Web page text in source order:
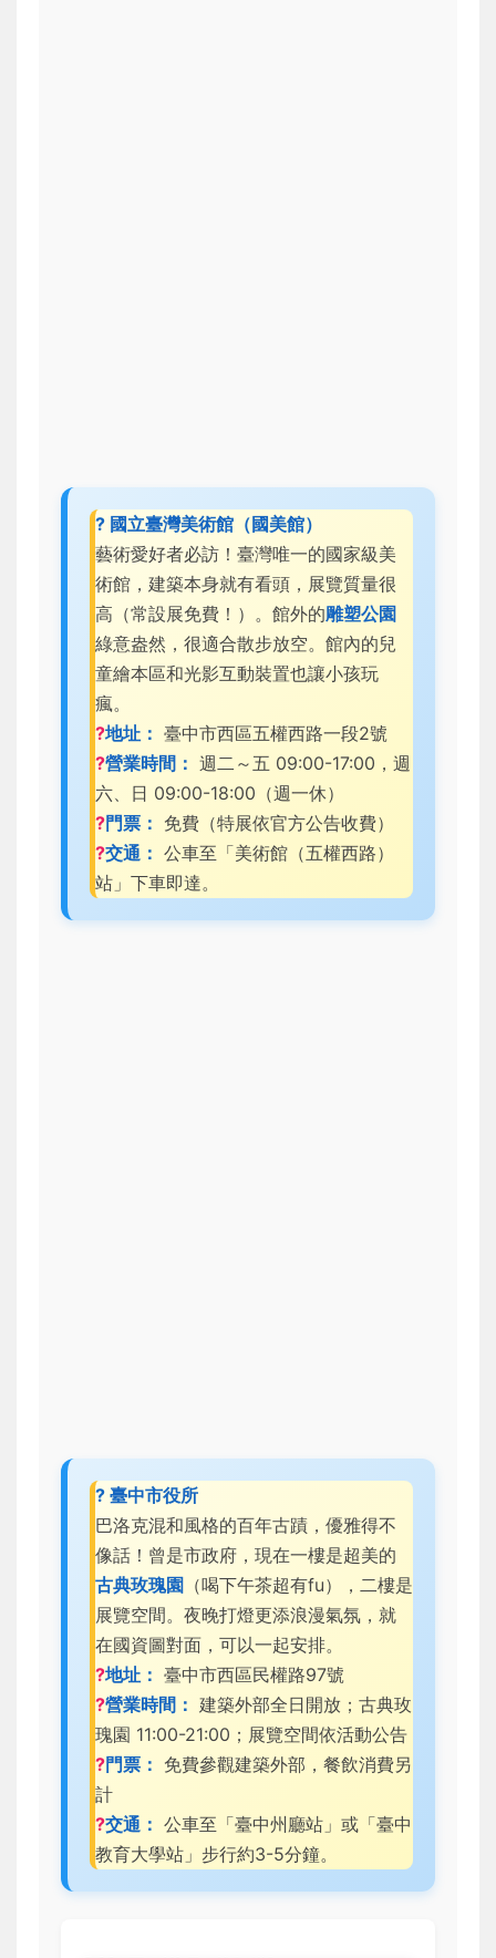
? 國立臺灣美術館（國美館）
藝術愛好者必訪！臺灣唯一的國家級美
術館，建築本身就有看頭，展覽質量很
高（常設展免費！）。館外的雕塑公園
綠意盎然，很適合散步放空。館內的兒
童繪本區和光影互動裝置也讓小孩玩
瘋。
?地址： 臺中市西區五權西路一段2號
?營業時間： 週二～五 09:00-17:00，週
六、日 09:00-18:00（週一休）
?門票： 免費（特展依官方公告收費）
?交通： 公車至「美術館（五權西路）
站」下車即達。
? 臺中市役所
巴洛克混和風格的百年古蹟，優雅得不
像話！曾是市政府，現在一樓是超美的
古典玫瑰園 （喝下午茶超有fu），二樓是
展覽空間。夜晚打燈更添浪漫氣氛，就
在國資圖對面，可以一起安排。
?地址： 臺中市西區民權路97號
?營業時間： 建築外部全日開放；古典玫
瑰園 11:00-21:00；展覽空間依活動公告
?門票： 免費參觀建築外部，餐飲消費另
計
?交通： 公車至「臺中州廳站」或「臺中
教育大學站」步行約3-5分鐘。